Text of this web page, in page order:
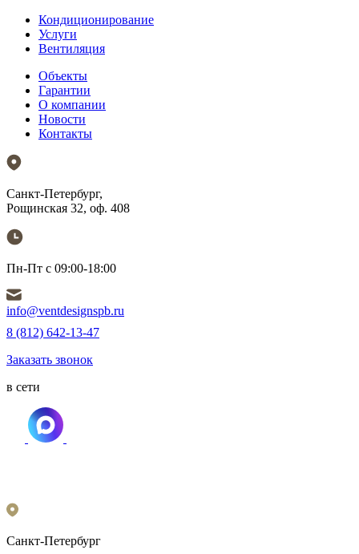
Кондиционирование
Услуги
Вентиляция
Объекты
Гарантии
О компании
Новости
Контакты
Санкт-Петербург,
Рощинская 32, оф. 408
Пн-Пт с 09:00-18:00
info@ventdesignspb.ru
8 (812) 642-13-47
Заказать звонок
в сети
Санкт-Петербург